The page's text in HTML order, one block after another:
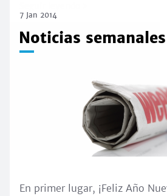
7 Jan 2014
Noticias
En primer lugar, ¡Feliz Año